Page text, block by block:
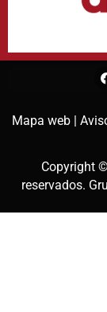
Mapa web |
Copyright
reservados.